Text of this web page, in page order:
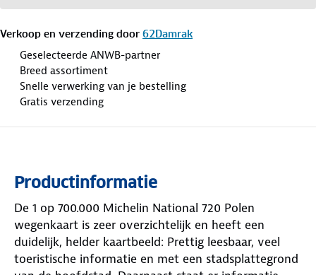
Verkoop en verzending door 62Damrak
Geselecteerde ANWB-partner
Breed assortiment
Snelle verwerking van je bestelling
Gratis verzending
Productinformatie
De 1 op 700.000 Michelin National 720 Polen
wegenkaart is zeer overzichtelijk en heeft een
duidelijk, helder kaartbeeld: Prettig leesbaar, veel
toeristische informatie en met een stadsplattegrond